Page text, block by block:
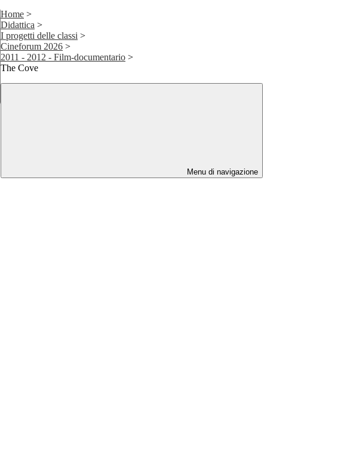
Home >
Didattica >
I progetti delle classi >
Cineforum 2026 >
2011 - 2012 - Film-documentario >
The Cove
Menu di navigazione